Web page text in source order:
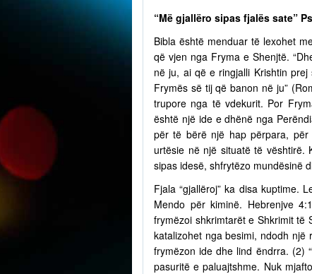
“Më gjallëro sipas fjalës sate”
Bibla është menduar të lexohet
që vjen nga Fryma e Shenjtë.
në ju, ai që e ringjalli Krishtin
Frymës së tij që banon në ju”
trupore nga të vdekurit. Por
është një ide e dhënë nga
për të bërë një hap përpara, për
urtësie në një situatë të vështirë.
sipas idesë, shfrytëzo mundësinë
Fjala “gjallëroj” ka disa kuptime.
Mendo për kiminë. Hebrenjve
frymëzoi shkrimtarët e Shkrimit të
katalizohet nga besimi, ndodh një
frymëzon ide dhe lind ëndrra. (2)
pasuritë e paluajtshme. Nuk